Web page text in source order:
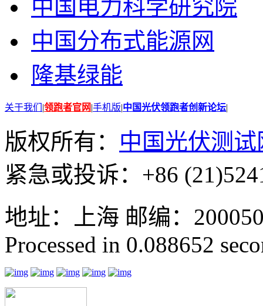
中国电力科学研究院
中国分布式能源网
隆基绿能
关于我们 |领跑者官网|手机版|中国光伏领跑者创新论坛|
版权所有： 中国光伏测试
紧急或投诉：+86
地址：上海 邮编：
Processed in 0.088652